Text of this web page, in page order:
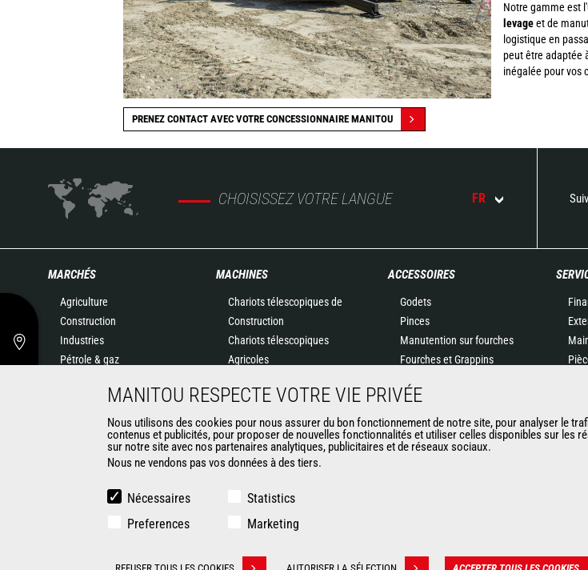
Notre gamme est
levageet de
logistique en
peut être adaptée
inégalée pour vos
PRENEZ CONTACT AVEC VOTRE CONCESSIONNAIRE MANITOU
CHOISISSEZ VOTRE LANGUE FR
MARCHÉS
Agriculture
Construction
Industries
Pétrole & gaz
Environnement
Exploitation minière
MACHINES
Chariots télescopiques de
Construction
Chariots télescopiques
Agricoles
MLT-X
Chargeuses articulées
Nacelles élévatrices
Chariots embarqués
Chargeuses compactes
ACCESSOIRES
Godets
Pinces
Manutention sur fourches
Fourches et Grappins
Nacelles
Bennes
Balayeuses et Nettoyeurs
MANITOU RESPECTE VOTRE VIE PRIVÉE
Nous utilisons des cookies pour nous assurer du bon fonctionnement de notre site, pour analyser le
contenus et publicités, pour proposer de nouvelles fonctionnalités et utiliser celles disponibles sur les
sur notre site avec nos partenaires analytiques, publicitaires et de réseaux sociaux.
Nous ne vendons pas vos données à des tiers.
Nécessaires
Statistics
Preferences
Marketing